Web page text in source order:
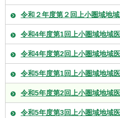
令和２年度第２回上小圏域地
令和4年度第1回上小圏域地域
令和4年度第2回上小圏域地域
令和5年度第1回上小圏域地域
令和5年度第2回上小圏域地域
令和5年度第3回上小圏域地域